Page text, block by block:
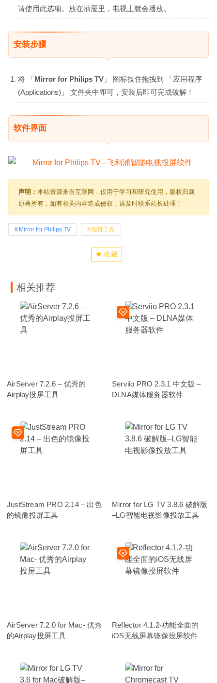
请使用此选项。放在抽屉里，电视上就会播放。
安装步骤
将 「Mirror for Philips TV 」 图标按住拖拽到 「应用程序
(Applications)」 文件夹中即可，安装后即可完成破解！
软件界面
声明： 本站资源来自互联网，仅用于学习和研究使用，版权归属
原著所有，如有相关内容造成侵权，请及时联系站长处理！
Mirror for Philips TV 投屏工具
收藏
相关推荐
AirServer 7.2.6 – 优秀的
Airplay投屏工具
Serviio PRO 2.3.1 中文版 –
DLNA媒体服务器软件
JustStream PRO 2.14 – 出色
的镜像投屏工具
Mirror for LG TV 3.8.6 破解版
–LG智能电视影像投放工具
AirServer 7.2.0 for Mac- 优秀
的Airplay投屏工具
Reflector 4.1.2-功能全面的
iOS无线屏幕镜像投屏软件